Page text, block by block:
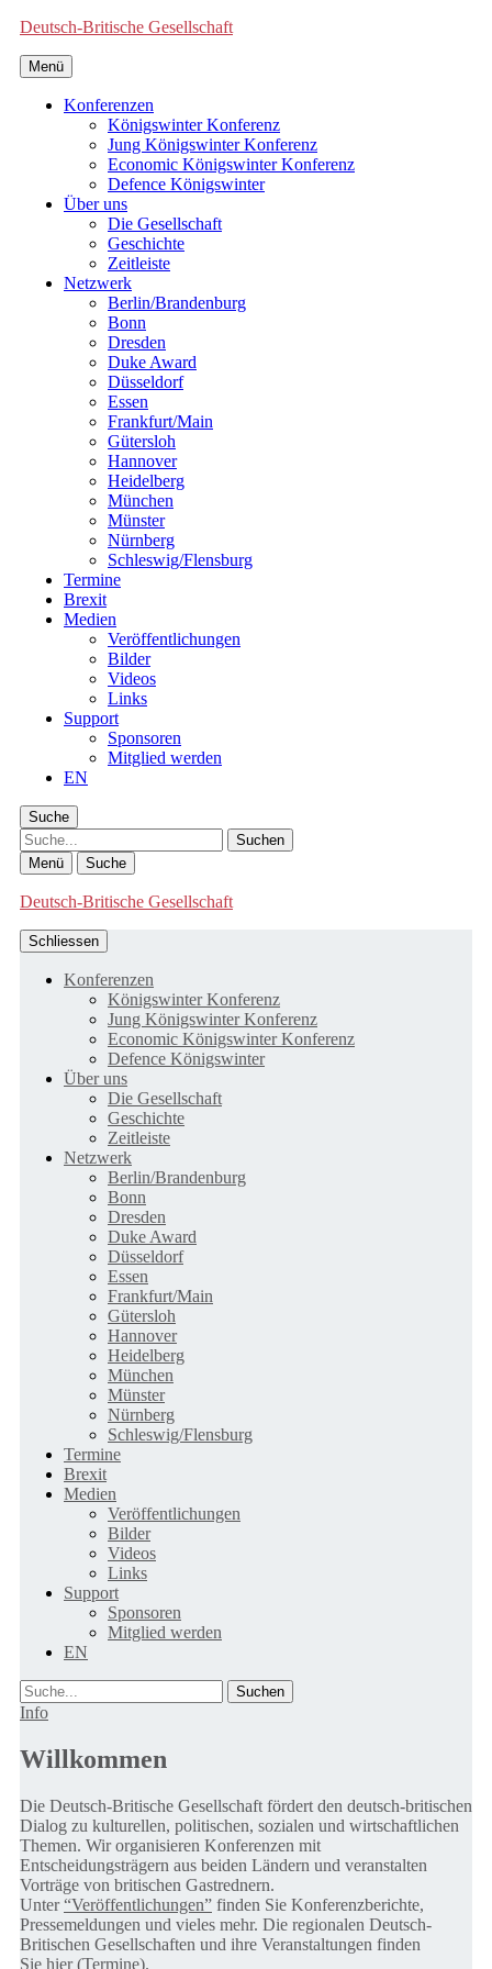
Deutsch-Britische Gesellschaft
Menü
Konferenzen
Königswinter Konferenz
Jung Königswinter Konferenz
Economic Königswinter Konferenz
Defence Königswinter
Über uns
Die Gesellschaft
Geschichte
Zeitleiste
Netzwerk
Berlin/Brandenburg
Bonn
Dresden
Duke Award
Düsseldorf
Essen
Frankfurt/Main
Gütersloh
Hannover
Heidelberg
München
Münster
Nürnberg
Schleswig/Flensburg
Termine
Brexit
Medien
Veröffentlichungen
Bilder
Videos
Links
Support
Sponsoren
Mitglied werden
EN
Suche
Suche
Menü Suche
Deutsch-Britische Gesellschaft
Schliessen
Konferenzen
Königswinter Konferenz
Jung Königswinter Konferenz
Economic Königswinter Konferenz
Defence Königswinter
Über uns
Die Gesellschaft
Geschichte
Zeitleiste
Netzwerk
Berlin/Brandenburg
Bonn
Dresden
Duke Award
Düsseldorf
Essen
Frankfurt/Main
Gütersloh
Hannover
Heidelberg
München
Münster
Nürnberg
Schleswig/Flensburg
Termine
Brexit
Medien
Veröffentlichungen
Bilder
Videos
Links
Support
Sponsoren
Mitglied werden
EN
Suche
Info
Willkommen
Die Deutsch-Britische Gesellschaft fördert den deutsch-britischen
Dialog zu kulturellen, politischen, sozialen und wirtschaftlichen
Themen. Wir organisieren Konferenzen mit
Entscheidungsträgern aus beiden Ländern und veranstalten
Vorträge von britischen Gastrednern.
Unter“Veröffentlichungen” finden Sie Konferenzberichte,
Pressemeldungen und vieles mehr. Die regionalen Deutsch-
Britischen Gesellschaften und ihre Veranstaltungen finden
Sie hier (Termine).